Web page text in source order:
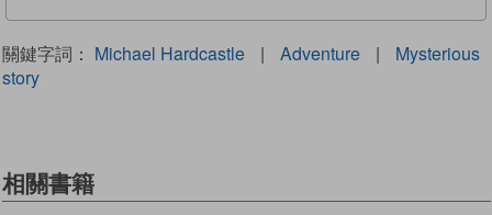
關鍵字詞： Michael Hardcastle | Adventure |
Mysterious
story
相關書籍